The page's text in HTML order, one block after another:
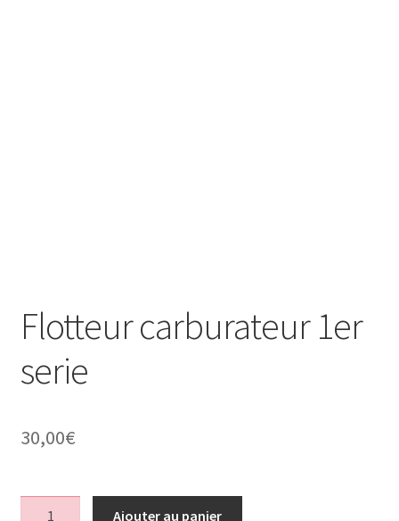
Flotteur carburateur 1er
serie
30,00€
Ajouter au panier